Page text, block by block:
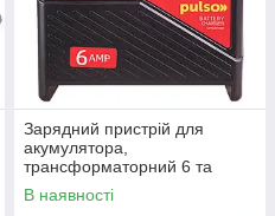
Зарядний пристрій для
акумулятора,
трансформаторний 6 та
12В/6A/15-80 Ач PULSO BC-
15860
В наявності